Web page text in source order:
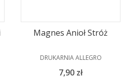
Magnes Anioł Stróż
PRODUCENT
DRUKARNIA ALLEGRO
Cena
7,90 zł